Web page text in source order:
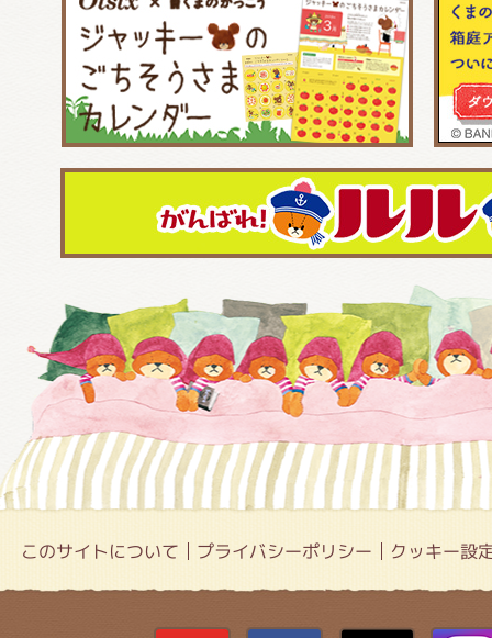
このサイトについて プライバシーポリシー クッキー設